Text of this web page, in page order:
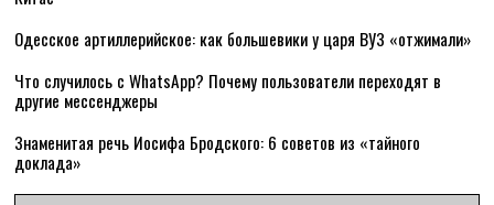
Одесское артиллерийское: как большевики у царя ВУЗ «отжимали»
Что случилось с WhatsApp? Почему пользователи переходят в
другие мессенджеры
Знаменитая речь Иосифа Бродского: 6 советов из «тайного
доклада»